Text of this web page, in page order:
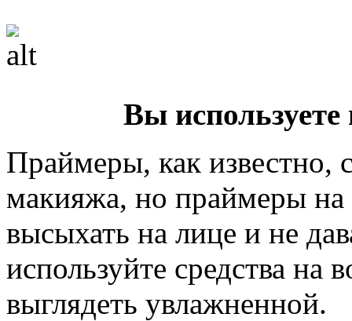
Вы
Праймеры, как известно,
макияжа, но праймеры на
высыхать на лице и не
используйте средства на
выглядеть увлажненной.